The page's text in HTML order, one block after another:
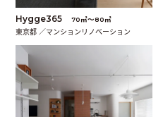
Hygge365 70㎡〜80㎡
東京都 ／マンションリノベーション